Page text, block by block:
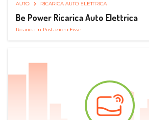
AUTO RICARICA AUTO ELETTRICA
Be Power Ricarica Auto Elettrica
Ricarica in Postazioni Fisse